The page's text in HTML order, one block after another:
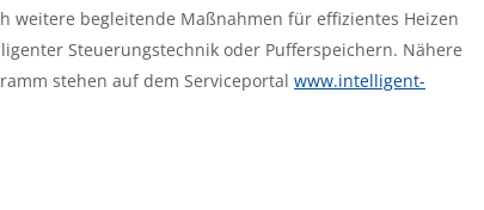
begleitende Maßnahmen für effizientes Heizen
Steuerungstechnik oder Pufferspeichern. Nähere
stehen auf dem Serviceportal www.intelligent-